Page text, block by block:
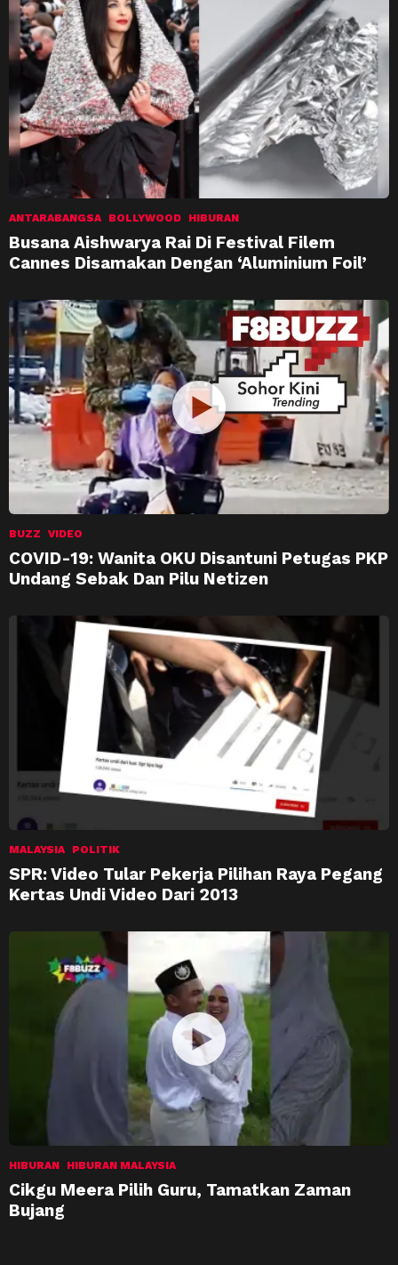
ANTARABANGSA BOLLYWOOD HIBURAN
Busana Aishwarya Rai Di Festival Filem
Cannes Disamakan Dengan ‘Aluminium Foil’
BUZZ VIDEO
COVID-19: Wanita OKU Disantuni Petugas PKP
Undang Sebak Dan Pilu Netizen
MALAYSIA POLITIK
SPR: Video Tular Pekerja Pilihan Raya Pegang
Kertas Undi Video Dari 2013
HIBURAN HIBURAN MALAYSIA
Cikgu Meera Pilih Guru, Tamatkan Zaman
Bujang